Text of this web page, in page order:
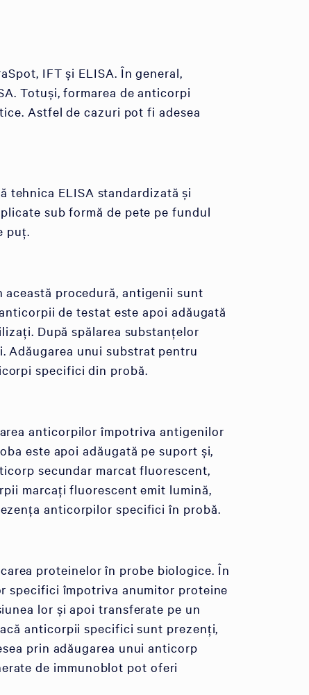
IFT și ELISA. În general,
Totuși, formarea de anticorpi
Astfel de cazuri pot fi adesea
tehnica ELISA standardizată și
sub formă de pete pe fundul
puț.
procedură, antigenii sunt
de testat este apoi adăugată
După spălarea substanțelor
Adăugarea unui substrat pentru
specifici din probă.
anticorpilor împotriva antigenilor
este apoi adăugată pe suport și,
secundar marcat fluorescent,
marcați fluorescent emit lumină,
anticorpilor specifici în probă.
proteinelor în probe biologice. În
specifici împotriva anumitor proteine
lor și apoi transferate pe un
anticorpii specifici sunt prezenți,
prin adăugarea unui anticorp
de immunoblot pot oferi